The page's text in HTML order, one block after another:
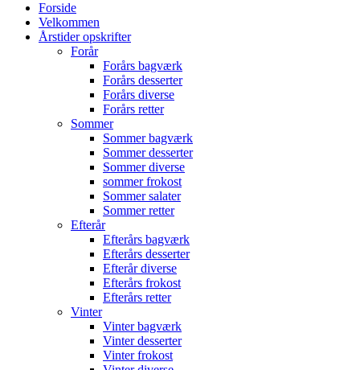
Menu
Forside
Velkommen
Årstider opskrifter
Forår
Forårs bagværk
Forårs desserter
Forårs diverse
Forårs retter
Sommer
Sommer bagværk
Sommer desserter
Sommer diverse
sommer frokost
Sommer salater
Sommer retter
Efterår
Efterårs bagværk
Efterårs desserter
Efterår diverse
Efterårs frokost
Efterårs retter
Vinter
Vinter bagværk
Vinter desserter
Vinter frokost